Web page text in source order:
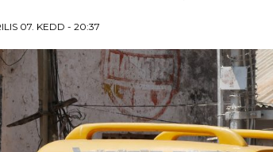
07. KEDD - 20:37